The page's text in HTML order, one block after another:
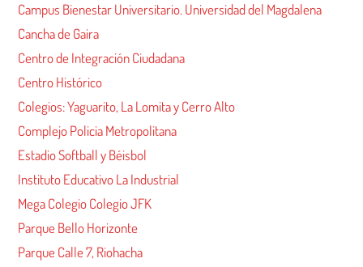
Campus Bienestar Universitario. Universidad del Magdalena
Cancha de Gaira
Centro de Integración Ciudadana
Centro Histórico
Colegios: Yaguarito, La Lomita y Cerro Alto
Complejo Policia Metropolitana
Estadio Softball y Béisbol
Instituto Educativo La Industrial
Mega Colegio Colegio JFK
Parque Bello Horizonte
Parque Calle 7, Riohacha